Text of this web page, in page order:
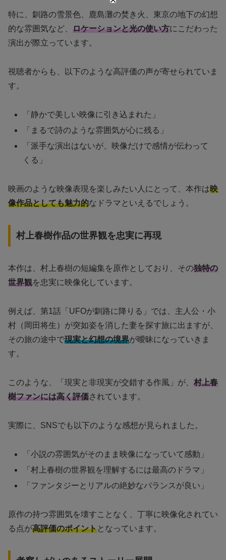
特に、釧路の雪景色、鹿島灘の焚き火、東京の地下の幻想
的な雰囲気など、 ロケーションと光の使い方にこだわった
演出が際立っています。
視聴者からも、以下のような高評価の声が寄せられていま
す。
「静かで美しい映像に引き込まれた」
「まるで詩のような雰囲気が心に残る」
「派手な演出はないが、映像だけで感情が伝わって
くる」
映画のような映像表現を楽しみたい人にとって、本作は映
像作品としても魅力的なドラマといえるでしょう。
村上春樹作品の世界観を忠実に再現
本作は、村上春樹の短編集を原作としており、その独特の
世界観を忠実に映像化しています。
例えば、第1話「UFOが釧路に降りる」では、主人公・小
村（岡田将生）が突如姿を消した妻を探す旅に出ますが、
その旅の途中で現実と幻想の境界が曖昧になっていきま
す。
このような、「現実と非現実が交錯する作風」が、 村上春
樹ファンには高く評価されています。
実際に、SNSでも以下のような感想が見られました。
「小説の雰囲気がそのまま映像になっていて感動」
「村上春樹の世界観を理解するには最高のドラマ」
「ファンタジーとリアルの絶妙なバランスが良い」
原作の持つ雰囲気を壊すことなく、丁寧に映像化されてい
る点が高評価のポイントとなっています。